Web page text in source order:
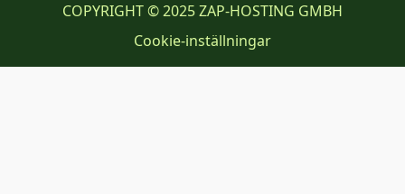
COPYRIGHT © 2025 ZAP-HOSTING GMBH
Cookie-inställningar